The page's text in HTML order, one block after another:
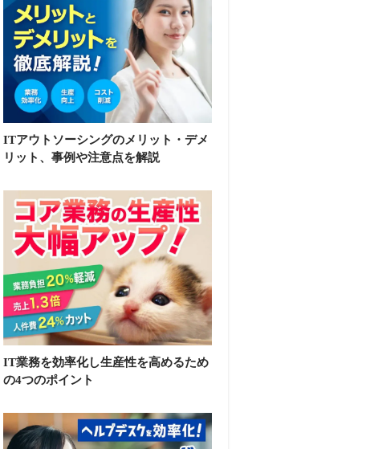
ITアウトソーシングのメリット・デメ
リット、事例や注意点を解説
IT業務を効率化し生産性を高めるため
の4つのポイント